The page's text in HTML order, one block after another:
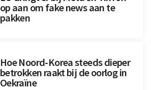
op aan om fake news aan te
pakken
Hoe Noord-Korea steeds dieper
betrokken raakt bij de oorlog in
Oekraïne